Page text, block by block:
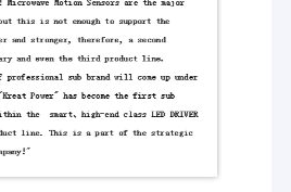
サー
の運転者
者を導きました
れた運転者
キッチン,トイレなど
インテリジェントな照明ソリューショ
しています人工光と自然光を識別でき
研究を成功裏に完了しました費用対効
省エネの良い 日光採集ソリューション
ます